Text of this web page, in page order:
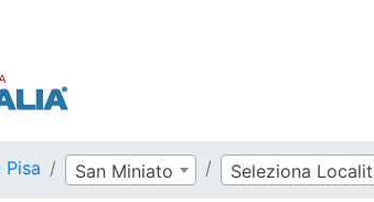
San Miniato Seleziona